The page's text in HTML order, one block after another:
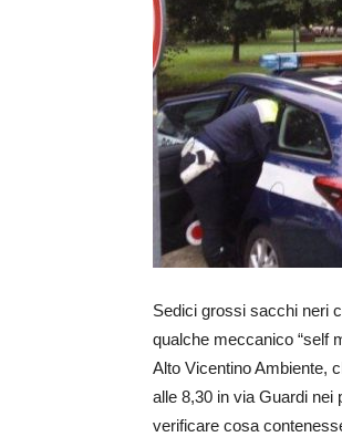
Sedici grossi sacchi neri
qualche meccanico “self
Alto Vicentino Ambiente,
alle 8,30 in via Guardi nei
verificare cosa